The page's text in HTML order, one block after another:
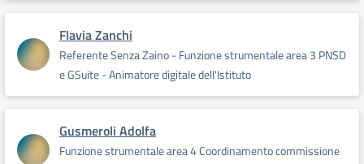
Flavia Zanchi
Referente Senza Zaino - Funzione strumentale area 3 PNSD
e GSuite - Animatore digitale dell'Istituto
Gusmeroli Adolfa
Funzione strumentale area 4 Coordinamento commissione